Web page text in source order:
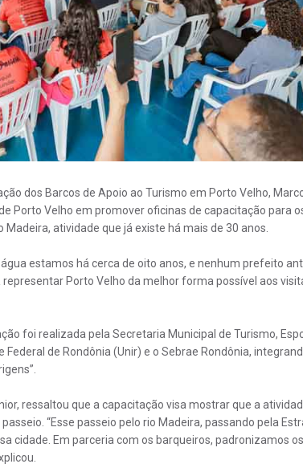
dos Barcos de Apoio ao Turismo em Porto Velho,
Porto Velho em promover oficinas de capacitação para
atividade que já existe há mais de 30 anos.
estamos há cerca de oito anos, e nenhum prefeito
Porto Velho da melhor forma possível aos
foi realizada pela Secretaria Municipal de Turismo,
de Rondônia (Unir) e o Sebrae Rondônia,
ressaltou que a capacitação visa mostrar que a
“Esse passeio pelo rio Madeira, passando pela
cidade. Em parceria com os barqueiros, padronizamos